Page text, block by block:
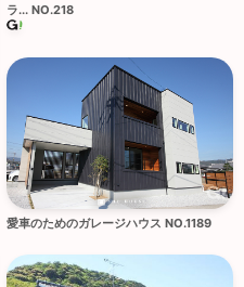
ラ... NO.218
愛車のためのガレージハウス NO.1189